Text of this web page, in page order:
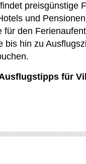
preisgünstige
und
den
hin zu
für